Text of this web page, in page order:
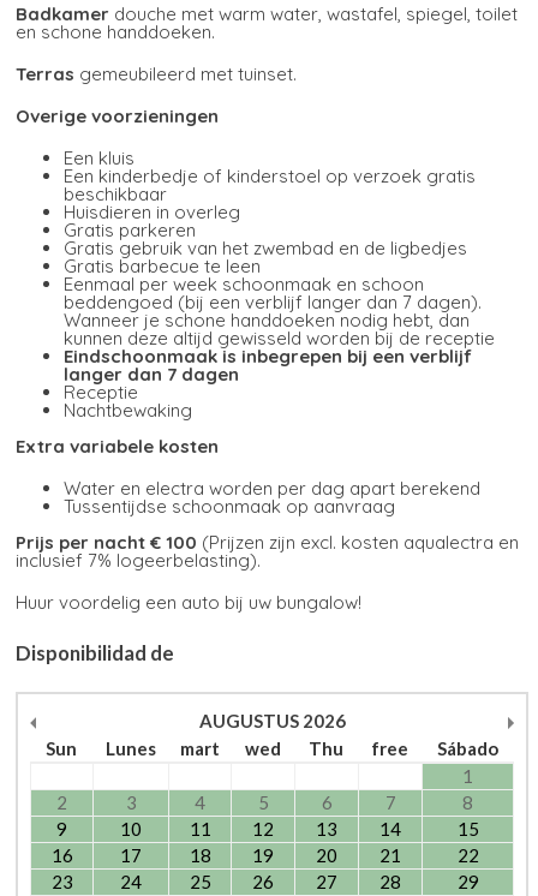
Badkamer douche met warm water, wastafel, spiegel, toilet
en schone handdoeken.
Terras gemeubileerd met tuinset.
Overige voorzieningen
Een kluis
Een kinderbedje of kinderstoel op verzoek gratis
beschikbaar
Huisdieren in overleg
Gratis parkeren
Gratis gebruik van het zwembad en de ligbedjes
Gratis barbecue te leen
Eenmaal per week schoonmaak en schoon
beddengoed (bij een verblijf langer dan 7 dagen).
Wanneer je schone handdoeken nodig hebt, dan
kunnen deze altijd gewisseld worden bij de receptie
Eindschoonmaak is inbegrepen bij een verblijf
langer dan 7 dagen
Receptie
Nachtbewaking
Extra variabele kosten
Water en electra worden per dag apart berekend
Tussentijdse schoonmaak op aanvraag
Prijs per nacht € 100 (Prijzen zijn excl. kosten aqualectra en
inclusief 7% logeerbelasting).
Huur voordelig een auto bij uw bungalow!
Disponibilidad de
AUGUSTUS 2026
Sun
Lunes mart wed Thu free
Sábado
1
2
3 4 5 6 7
8
9
10 11 12 13 14
15
16
17 18 19 20 21
22
23
24 25 26 27 28
29